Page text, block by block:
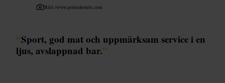
Bild /www.pointahotels.com
“Sport, god mat och uppmärksam service i en
ljus, avslappnad bar.”